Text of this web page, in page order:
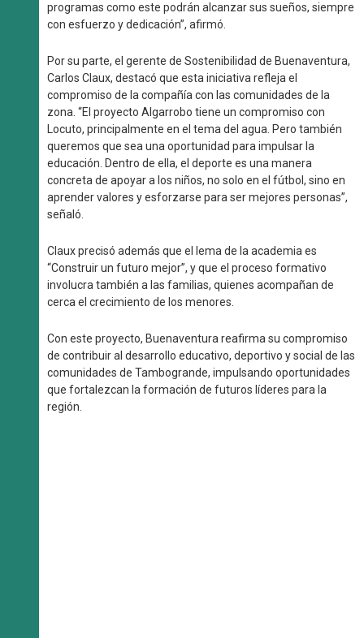
programas como este podrán alcanzar sus sueños, siempre
con esfuerzo y dedicación”, afirmó.
Por su parte, el gerente de Sostenibilidad de Buenaventura,
Carlos Claux, destacó que esta iniciativa refleja el
compromiso de la compañía con las comunidades de la
zona. “El proyecto Algarrobo tiene un compromiso con
Locuto, principalmente en el tema del agua. Pero también
queremos que sea una oportunidad para impulsar la
educación. Dentro de ella, el deporte es una manera
concreta de apoyar a los niños, no solo en el fútbol, sino en
aprender valores y esforzarse para ser mejores personas”,
señaló.
Claux precisó además que el lema de la academia es
“Construir un futuro mejor”, y que el proceso formativo
involucra también a las familias, quienes acompañan de
cerca el crecimiento de los menores.
Con este proyecto, Buenaventura reafirma su compromiso
de contribuir al desarrollo educativo, deportivo y social de las
comunidades de Tambogrande, impulsando oportunidades
que fortalezcan la formación de futuros líderes para la
región.